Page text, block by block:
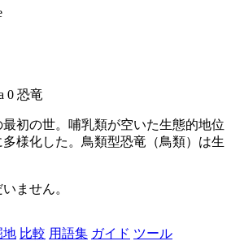
0 恐竜
初の世。哺乳類が空いた生態的地位
様化した。鳥類型恐竜（鳥類）は生
ません。
地 比較 用語集 ガイド ツール